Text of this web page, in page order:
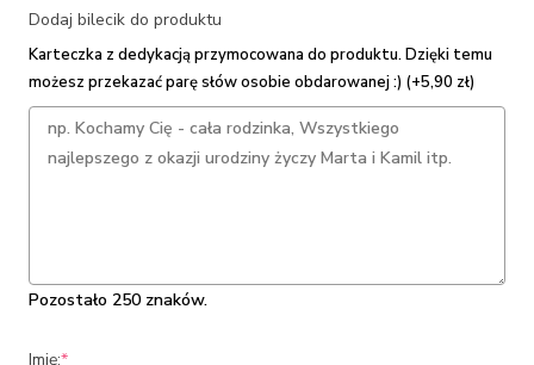
Dodaj bilecik do produktu
Karteczka z dedykacją przymocowana do produktu. Dzięki temu
możesz przekazać parę słów osobie obdarowanej :) (+5,90 zł)
Pozostało 250 znaków.
Imię:*(required)